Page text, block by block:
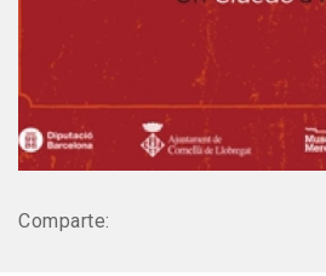
Comparte: